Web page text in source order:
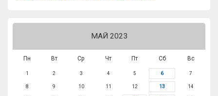
МАЙ 2023
Пн Вт Ср Чт Пт Сб Вс
1 2 3 4 5 6 7
8 9 10 11 12 13 14